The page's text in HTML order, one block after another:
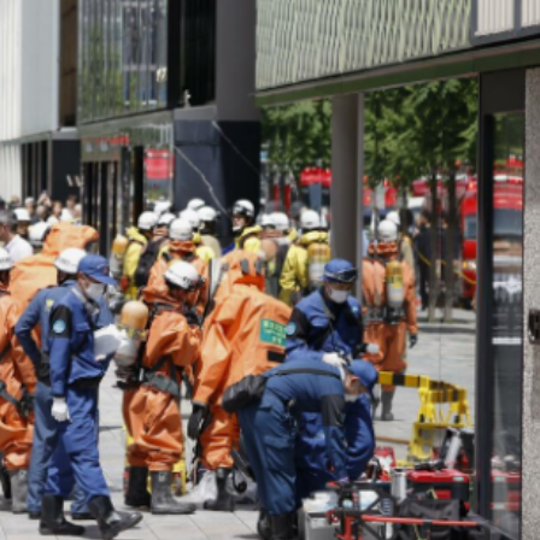
nhà
Bắc Biên - Giữ một
làng ven sông Hồng
Nội
TS. Trần Kim Hào